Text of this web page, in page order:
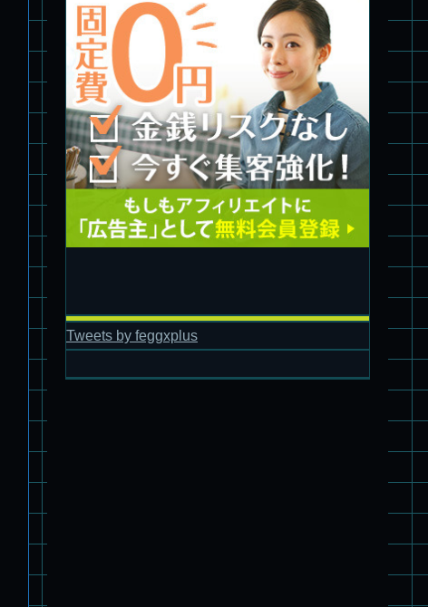
パチ組塗装★バンダイ HG バーグラリードッグ
Tweets by feggxplus